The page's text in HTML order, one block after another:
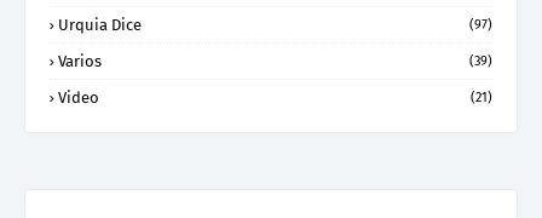
Urquia Dice (97)
Varios (39)
Video (21)